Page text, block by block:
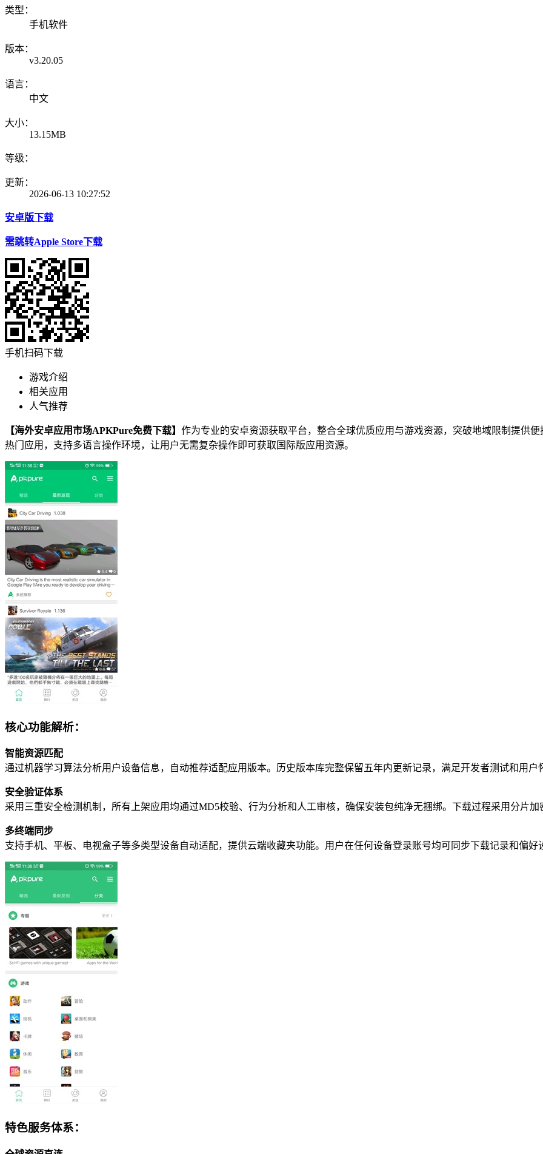
类型：
手机软件
版本：
v3.20.05
语言：
中文
大小：
13.15MB
等级：
更新：
2026-06-13 10:27:52
安卓版下载
需跳转Apple Store下载
手机扫码下载
游戏介绍
相关应用
人气推荐
【海外安卓应用市场APKPure免费下载】 作为专业的安卓资源获取平台，整合全球优质应用与游戏资源，突破地域限制提供
热门应用，支持多语言操作环境，让用户无需复杂操作即可获取国际版应用资源。
核心功能解析：
智能资源匹配
通过机器学习算法分析用户设备信息，自动推荐适配应用版本。历史版本库完整保留五年内更新记录，满足开发者测试和用户
安全验证体系
采用三重安全检测机制，所有上架应用均通过MD5校验、行为分析和人工审核，确保安装包纯净无捆绑。下载过程采用分片
多终端同步
支持手机、平板、电视盒子等多类型设备自动适配，提供云端收藏夹功能。用户在任何设备登录账号均可同步下载记录和偏好
特色服务体系：